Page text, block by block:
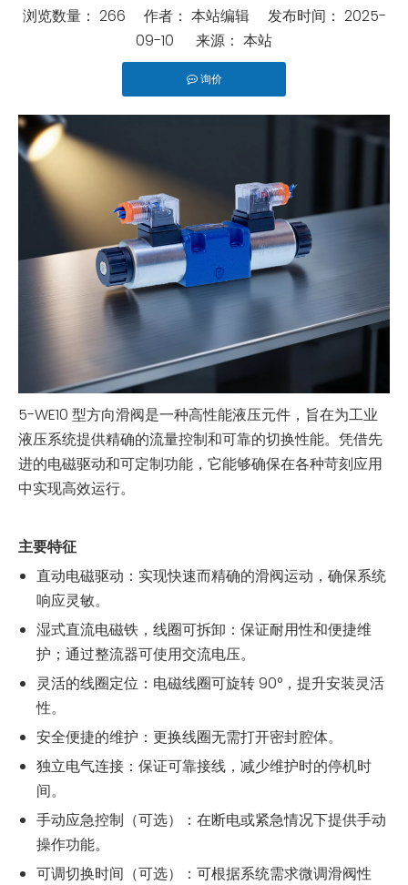
浏览数量： 266 作者： 本站编辑 发布时间： 2025-
09-10 来源： 本站
询价
5-WE10 型方向滑阀是一种高性能液压元件，旨在为工业
液压系统提供精确的流量控制和可靠的切换性能。凭借先
进的电磁驱动和可定制功能，它能够确保在各种苛刻应用
中实现高效运行。
主要特征
直动电磁驱动：实现快速而精确的滑阀运动，确保系统
响应灵敏。
湿式直流电磁铁，线圈可拆卸：保证耐用性和便捷维
护；通过整流器可使用交流电压。
灵活的线圈定位：电磁线圈可旋转 90°，提升安装灵活
性。
安全便捷的维护：更换线圈无需打开密封腔体。
独立电气连接：保证可靠接线，减少维护时的停机时
间。
手动应急控制（可选）：在断电或紧急情况下提供手动
操作功能。
可调切换时间（可选）：可根据系统需求微调滑阀性